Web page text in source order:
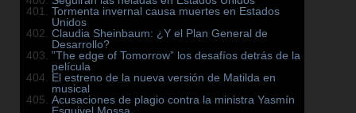
Tormenta invernal causa muertes en Estados
Unidos
Claudia Sheinbaum: ¿Y el Plan General de
Desarrollo?
”The edge of Tomorrow” los desafíos detrás de la
película
El estreno de la nueva versión de Matilda en
musical
Acusaciones de plagio contra la ministra Yasmín